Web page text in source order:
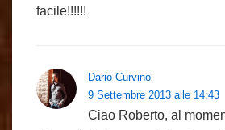
facile!!!!!!
Dario Curvino
9 Settembre 2013 alle 14:43
Ciao Roberto, al